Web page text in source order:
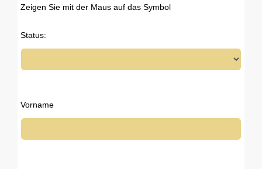
Zeigen Sie mit der Maus auf das Symbol
Status:
Vorname